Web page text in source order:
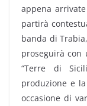
appena
partirà
banda di
proseguirà con
“Terre di
produzione e
occasione di